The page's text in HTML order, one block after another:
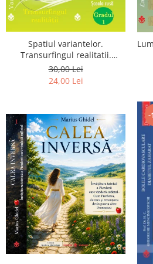
Spatiul variantelor.
Transurfingul realitatii.
Gradul 1. Cum sa ne
dezvoltam intuitia si sa ne
30,00 Lei
24,00 Lei
-